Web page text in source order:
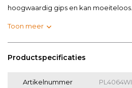
hoogwaardig gips en kan moeiteloos...
Toon meer
Productspecificaties
Artikelnummer PL4064WI